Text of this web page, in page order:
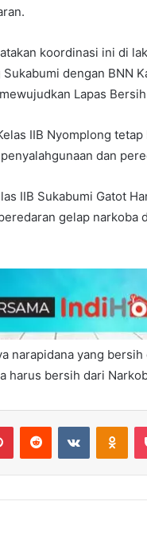
koordinasi ini di
dengan BNN
Lapas
IIB Nyomplong
dan
IIB Sukabumi Gatot
gelap narkoba
narapidana yang
harus bersih dari
PinterestReddit VKontakte